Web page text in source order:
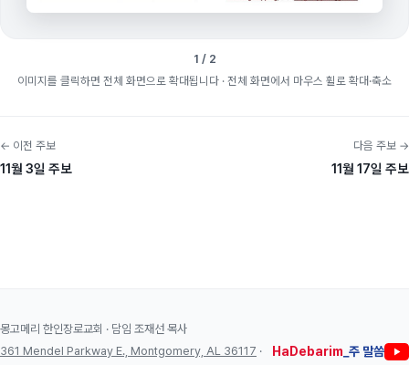
1 / 2
이미지를 클릭하면 전체 화면으로 확대됩니다 · 전체 화면에서 마우스 휠로 확대·축소
← 이전 주보
11월 3일 주보
다음 주보 →
11월 17일 주보
몽고메리 한인장로교회 · 담임 조재선 목사
361 Mendel Parkway E., Montgomery, AL 36117 ·
HaDebarim _주 말씀